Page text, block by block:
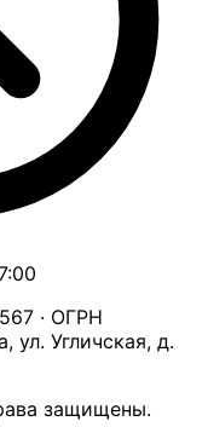
· ОГРН
ул. Угличская, д.
защищены.